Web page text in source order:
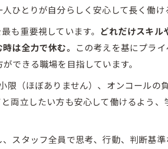
ひとりが自分らしく安心して長く働け
も重要視しています。 どれだけスキル
は全力で休む。 この考えを基にプラ
できる職場を目指しています。
（ほぼありません）、オンコールの
両立したい方も安心して働けるよう
スタッフ全員で思考、行動、判断基